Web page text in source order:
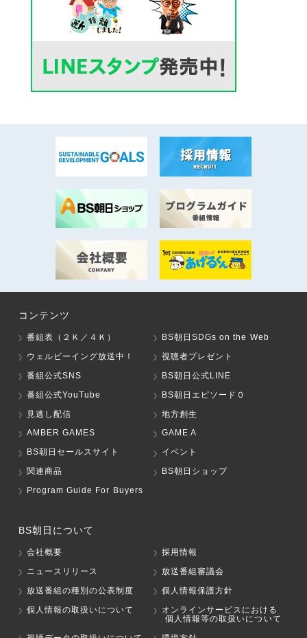
コンテンツ
番組表（２Ｋ／４Ｋ）
BS朝日SDGs on the Web
ウェルビーイング放送中！
視聴者プレゼント
番組公式SNS
BS朝日公式LINE
番組公式YouTube
BS朝日エピソード０
見逃し配信
地方創生
AMBER GAMES
GAME A
BS朝日セールスサイト
イベント
関連商品
BS朝日ショップ
Program Guide For Buyers
BS朝日について
会社概要
採用情報
ニュースリリース
放送番組審議会
放送番組の種別の公表制度
個人情報保護方針
個人情報の取扱いについて
オンラインサービスにおける
個人情報等の取扱いについて